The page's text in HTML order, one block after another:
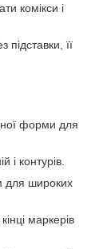
комікси і
підставки, її
форми для
і контурів.
для широких
маркерів